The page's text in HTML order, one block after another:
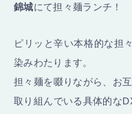
錦城にて担々麺ランチ！
ピリッと辛い本格的な担
染みわたります。
担々麺を啜りながら、お
取り組んでいる具体的な